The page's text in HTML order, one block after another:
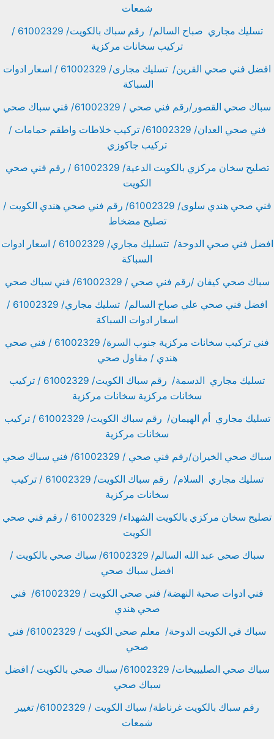
شمعات
تسليك مجاري صباح السالم/ رقم سباك بالكويت/ 61002329 /
تركيب سخانات مركزية
افضل فني صحي القرين/ تسليك مجارى/ 61002329 / اسعار ادوات
السباكة
سباك صحي القصور/رقم فني صحي / 61002329/ فني سباك صحي
فني صحي العدان/ 61002329/ تركيب خلاطات واطقم حمامات /
تركيب جاكوزي
تصليح سخان مركزي بالكويت الدعية/ 61002329 / رقم فني صحي
الكويت
فني صحي هندي سلوى/ 61002329/ رقم فني صحي هندي الكويت /
تصليح مضخاط
افضل فني صحي الدوحة/ تتسليك مجاري/ 61002329 / اسعار ادوات
السباكة
سباك صحي كيفان /رقم فني صحي / 61002329/ فني سباك صحي
افضل فني صحي علي صباح السالم/ تسليك مجاري/ 61002329 /
اسعار ادوات السباكة
فني تركيب سخانات مركزية جنوب السرة/ 61002329 / فني صحي
هندي / مقاول صحي
تسليك مجاري الدسمة/ رقم سباك الكويت/ 61002329 / تركيب
سخانات مركزية سخانات مركزية
تسليك مجاري أم الهيمان/ رقم سباك الكويت/ 61002329 / تركيب
سخانات مركزية
سباك صحي الخيران/رقم فني صحي / 61002329/ فني سباك صحي
تسليك مجاري السلام/ رقم سباك الكويت/ 61002329 / تركيب
سخانات مركزية
تصليح سخان مركزي بالكويت الشهداء/ 61002329 / رقم فني صحي
الكويت
سباك صحي عبد الله السالم/ 61002329/ سباك صحي بالكويت /
افضل سباك صحي
فني ادوات صحية النهضة/ فني صحي الكويت / 61002329/ فني
صحي هندي
سباك في الكويت الدوحة/ معلم صحي الكويت / 61002329/ فني
صحي
سباك صحي الصليبيخات/ 61002329/ سباك صحي بالكويت / افضل
سباك صحي
رقم سباك بالكويت غرناطة/ سباك الكويت / 61002329/ تغيير
شمعات